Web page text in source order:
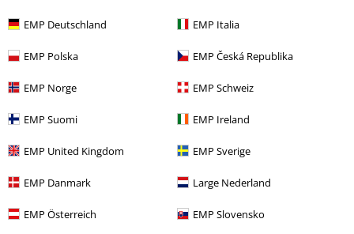
EMP Deutschland EMP Italia
EMP Polska EMP Česká Republika
EMP Norge EMP Schweiz
EMP Suomi EMP Ireland
EMP United Kingdom EMP Sverige
EMP Danmark Large Nederland
EMP Österreich EMP Slovensko
Passform
Weite
zu eng
perfekt
zu kurz
perfekt
Verifizierte Rezension
War diese Bewertung hilfreich für dich?